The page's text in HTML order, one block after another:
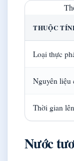
THUỘC
Loại thực
Nguyên liệu
Thời gian
Nước